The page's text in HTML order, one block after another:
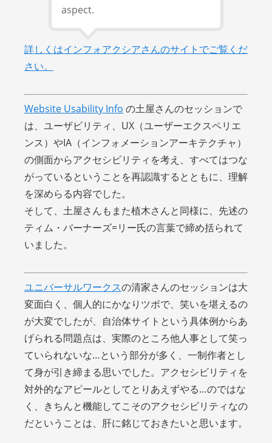
aspect.
詳しくはインフォアクシアさんのサイトでご覧くだ
さい。
Website Usability Info の土屋さんのセッションで
は、ユーザビリティ、UX（ユーザーエクスペリエ
ンス）やIA（インフォメーションアーキテクチャ）
の側面からアクセシビリティを考え、すべてはつな
がっているということを再認識するとともに、理解
を深めらる内容でした。
そして、土屋さんもまた植木さんと同様に、先述の
ティム・バーナーズ=リー氏の言葉で締め括られて
いました。
ユニバーサルワークスの清家さんのセッションは大
変面白く、個人的にかなりツボで、笑いを堪えるの
が大変でしたが、自治体サイトという具体例からあ
げられる問題点は、実際のところ他人事として笑っ
ていられないな…という部分が多く、一制作者とし
て身が引き締まる思いでした。アクセシビリティを
対外的なアピールとしてとりあえずやる…のではな
く、きちんと機能してこそのアクセシビリティなの
だということは、肝に銘じておきたいと思います。